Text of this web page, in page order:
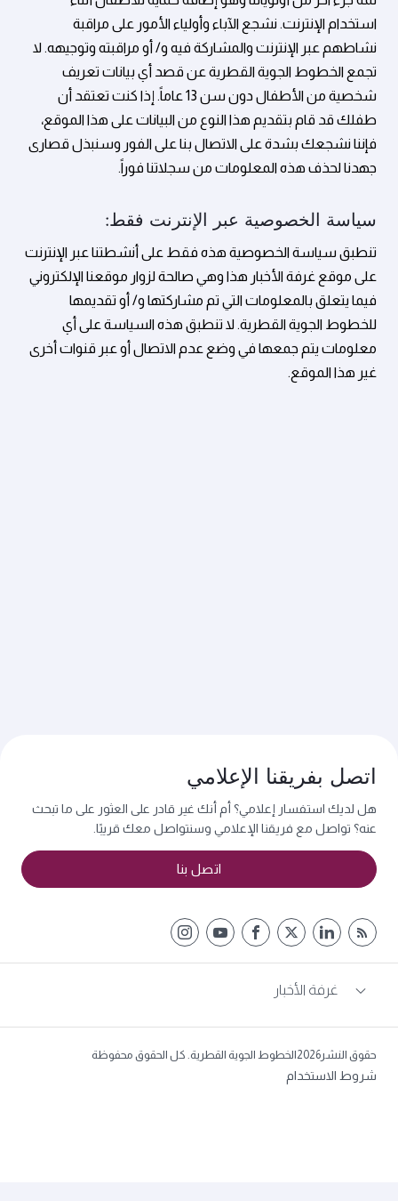
استخدام الإنترنت. نشجع الآباء وأولياء الأمور على مراقبة
نشاطهم عبر الإنترنت والمشاركة فيه و/ أو مراقبته وتوجيهه. لا
تجمع الخطوط الجوية القطرية عن قصد أي بيانات تعريف
شخصية من الأطفال دون سن 13 عاماً. إذا كنت تعتقد أن
طفلك قد قام بتقديم هذا النوع من البيانات على هذا الموقع،
فإننا نشجعك بشدة على الاتصال بنا على الفور وسنبذل قصارى
جهدنا لحذف هذه المعلومات من سجلاتنا فوراً.
سياسة الخصوصية عبر الإنترنت فقط:
تنطبق سياسة الخصوصية هذه فقط على أنشطتنا عبر الإنترنت
على موقع غرفة الأخبار هذا وهي صالحة لزوار موقعنا الإلكتروني
فيما يتعلق بالمعلومات التي تم مشاركتها و/ أو تقديمها
للخطوط الجوية القطرية. لا تنطبق هذه السياسة على أي
معلومات يتم جمعها في وضع عدم الاتصال أو عبر قنوات أخرى
غير هذا الموقع.
اتصل بفريقنا الإعلامي
هل لديك استفسار إعلامي؟ أم أنك غير قادر على العثور على ما تبحث
عنه؟ تواصل مع فريقنا الإعلامي وسنتواصل معك قريبًا.
اتصل بنا
غرفة الأخبار
حقوق النشر2026الخطوط الجوية القطرية. كل الحقوق محفوظة
شروط الاستخدام